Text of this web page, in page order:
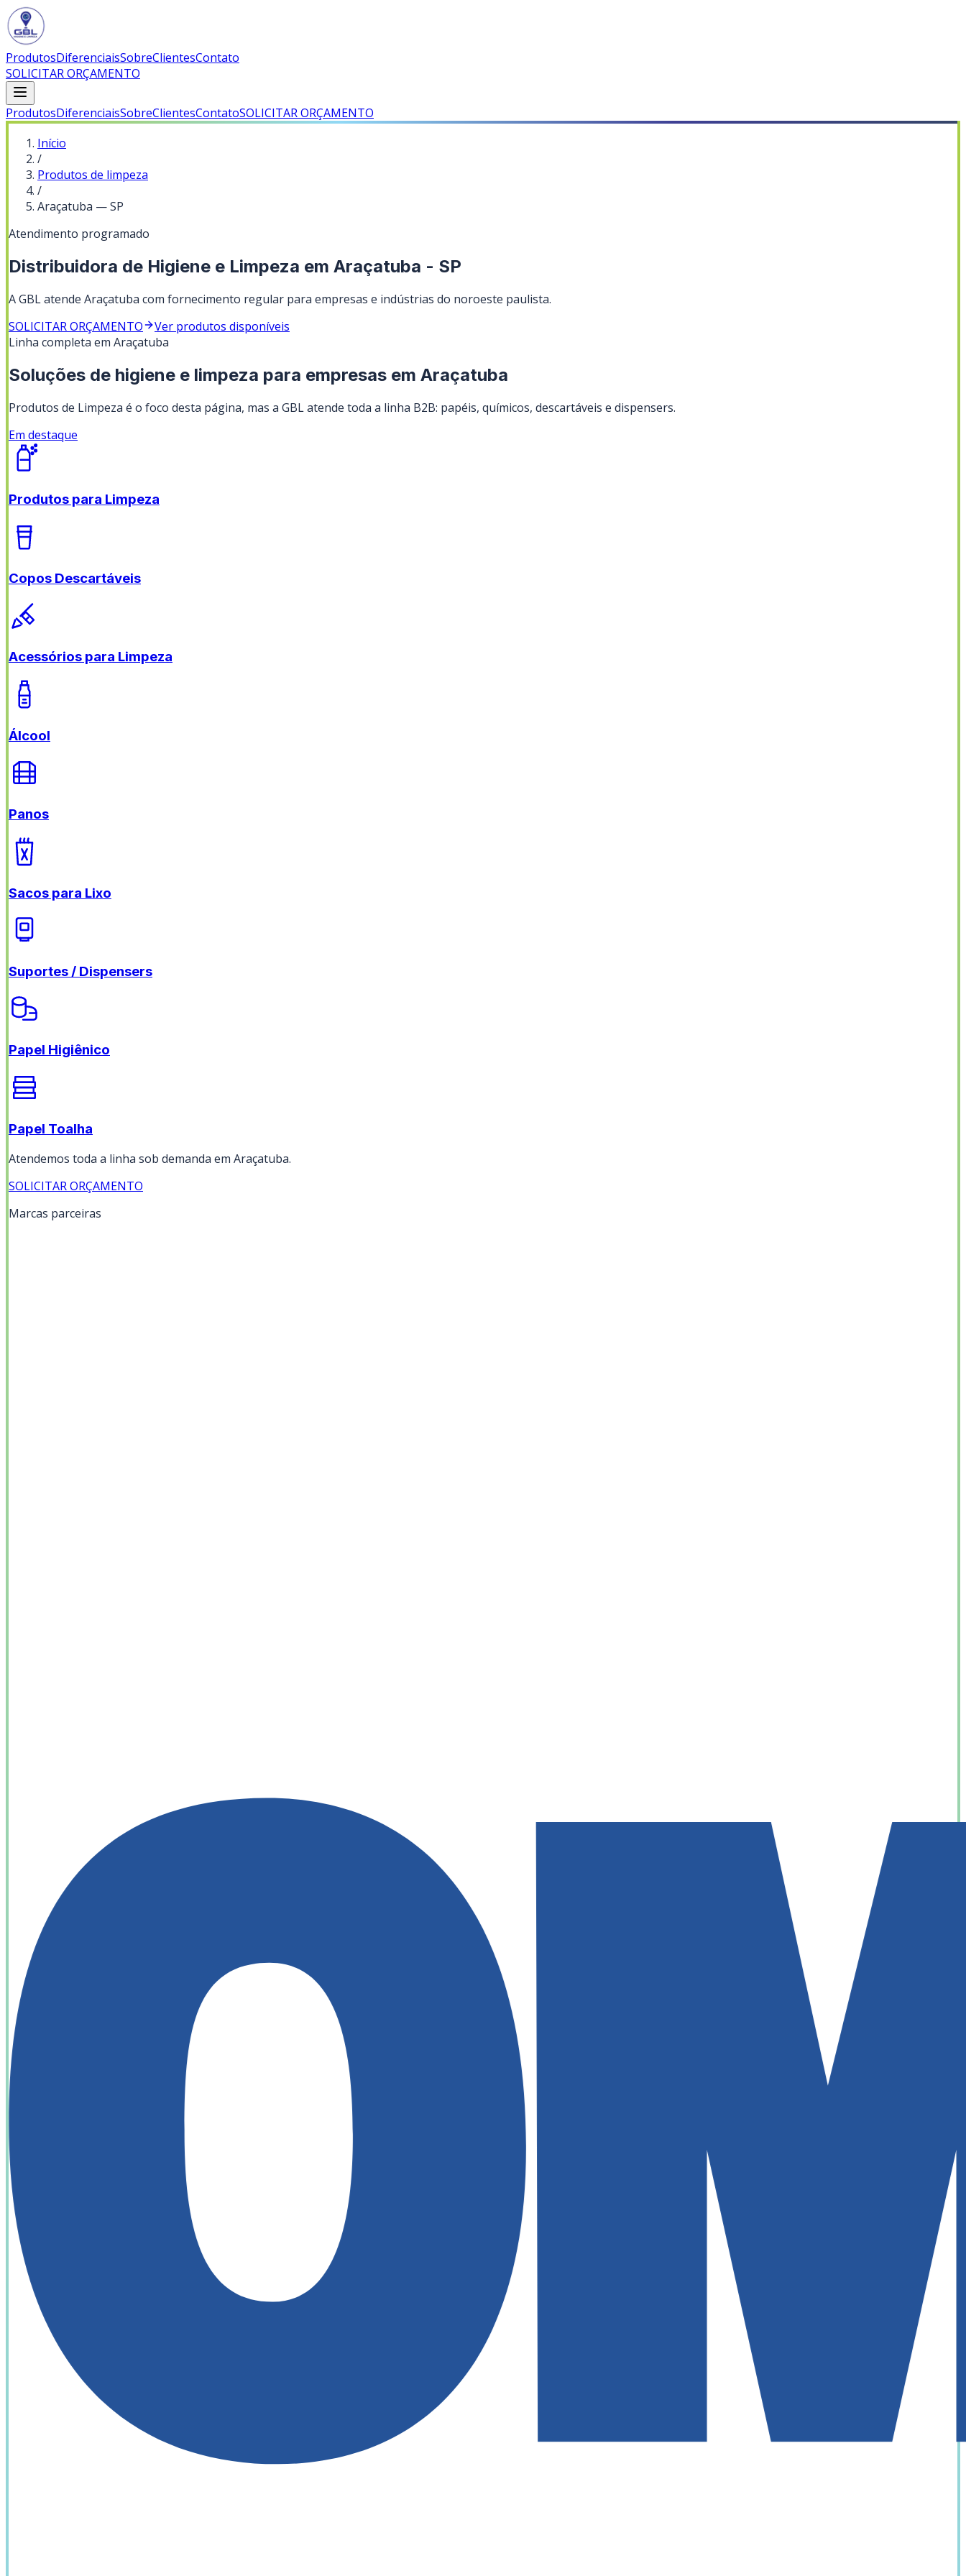
ProdutosDiferenciaisSobreClientesContato
SOLICITAR ORÇAMENTO
ProdutosDiferenciaisSobreClientesContatoSOLICITAR ORÇAMENTO
Início
/
Produtos de limpeza
/
Araçatuba —SP
Atendimento programado
Distribuidora de Higiene e Limpeza em Araçatuba - SP
A GBL atende Araçatuba com fornecimento regular para empresas e indústrias do noroeste paulista.
SOLICITAR ORÇAMENTO
Ver produtos disponíveis
Linha completa em Araçatuba
Soluções de higiene e limpeza para empresas em Araçatuba
Produtos de Limpeza é o foco desta página, mas a GBL atende toda a linha B2B: papéis, químicos, descartáveis e dispensers.
Em destaque
Produtos para Limpeza
Copos Descartáveis
Acessórios para Limpeza
Álcool
Panos
Sacos para Lixo
Suportes / Dispensers
Papel Higiênico
Papel Toalha
Atendemos toda a linha sob demanda em Araçatuba.
SOLICITAR ORÇAMENTO
Marcas parceiras